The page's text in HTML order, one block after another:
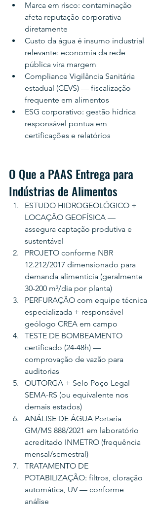
Marca em risco: contaminação
afeta reputação corporativa
diretamente
Custo da água é insumo industrial
relevante: economia da rede
pública vira margem
Compliance Vigilância Sanitária
estadual (CEVS) — fiscalização
frequente em alimentos
ESG corporativo: gestão hídrica
responsável pontua em
certificações e relatórios
O Que a PAAS Entrega para
Indústrias de Alimentos
ESTUDO HIDROGEOLÓGICO +
LOCAÇÃO GEOFÍSICA —
assegura captação produtiva e
sustentável
PROJETO conforme NBR
12.212/2017 dimensionado para
demanda alimentícia (geralmente
30-200 m³/dia por planta)
PERFURAÇÃO com equipe técnica
especializada + responsável
geólogo CREA em campo
TESTE DE BOMBEAMENTO
certificado (24-48h) —
comprovação de vazão para
auditorias
OUTORGA + Selo Poço Legal
SEMA-RS (ou equivalente nos
demais estados)
ANÁLISE DE ÁGUA Portaria
GM/MS 888/2021 em laboratório
acreditado INMETRO (frequência
mensal/semestral)
TRATAMENTO DE
POTABILIZAÇÃO: filtros, cloração
automática, UV — conforme
análise